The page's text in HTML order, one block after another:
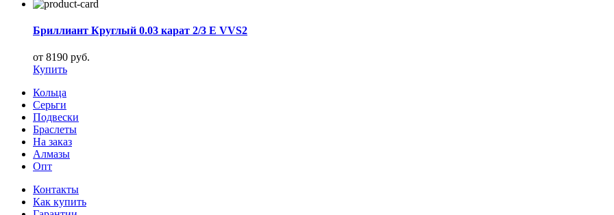
Бриллиант Круглый 0.03 карат 2/3 E VVS2
от 8190 руб.
Купить
Кольца
Серьги
Подвески
Браслеты
На заказ
Алмазы
Опт
Контакты
Как купить